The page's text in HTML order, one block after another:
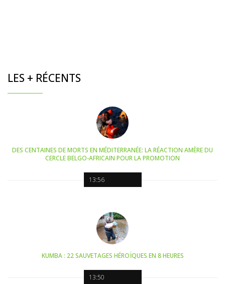
LES + RÉCENTS
13:56
DES CENTAINES DE MORTS EN MÉDITERRANÉE: LA RÉACTION AMÈRE DU
CERCLE BELGO-AFRICAIN POUR LA PROMOTION
13:50
KUMBA : 22 SAUVETAGES HÉROÏQUES EN 8 HEURES